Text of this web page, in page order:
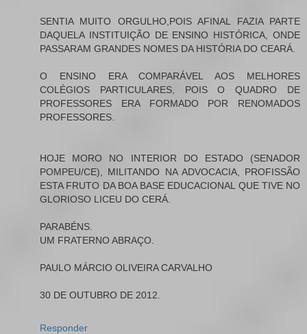
SENTIA MUITO ORGULHO,POIS AFINAL FAZIA PARTE
DAQUELA INSTITUIÇÃO DE ENSINO HISTÓRICA, ONDE
PASSARAM GRANDES NOMES DA HISTÓRIA DO CEARÁ.
O ENSINO ERA COMPARÁVEL AOS MELHORES
COLÉGIOS PARTICULARES, POIS O QUADRO DE
PROFESSORES ERA FORMADO POR RENOMADOS
PROFESSORES.
HOJE MORO NO INTERIOR DO ESTADO (SENADOR
POMPEU/CE), MILITANDO NA ADVOCACIA, PROFISSÃO
ESTA FRUTO DA BOA BASE EDUCACIONAL QUE TIVE NO
GLORIOSO LICEU DO CERÁ.
PARABÉNS.
UM FRATERNO ABRAÇO.
PAULO MÁRCIO OLIVEIRA CARVALHO
30 DE OUTUBRO DE 2012.
Responder